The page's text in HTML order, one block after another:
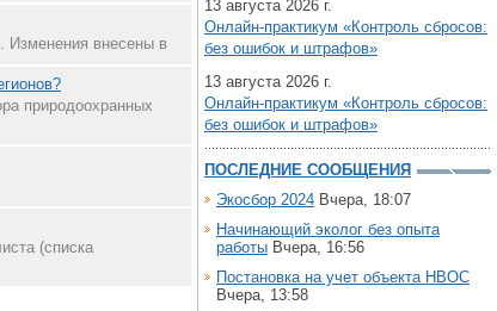
Изменения внесены в
природоохранных
(списка
13 августа 2026 г.
Онлайн-практикум «Контроль сбросов:
без ошибок и штрафов»
13 августа 2026 г.
Онлайн-практикум «Контроль сбросов:
без ошибок и штрафов»
ПОСЛЕДНИЕ СООБЩЕНИЯ
Экосбор 2024 Вчера, 18:07
Начинающий эколог без опыта
работы Вчера, 16:56
Постановка на учет объекта НВОС
Вчера, 13:58